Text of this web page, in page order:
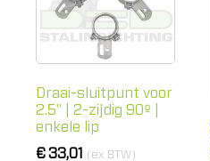
Draai-sluitpunt voor
2.5" | 2-zijdig 90º |
enkele lip
€33,01 (ex BTW)